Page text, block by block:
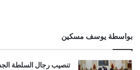
بواسطة يوسف مسكين
تنصيب رجال السلطة